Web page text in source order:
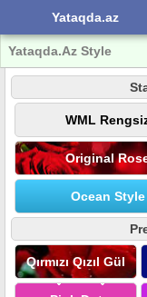
Yataqda.az
Yataqda.Az Style
WML
Original
Ocean Style
Qırmızı Qızıl Gül